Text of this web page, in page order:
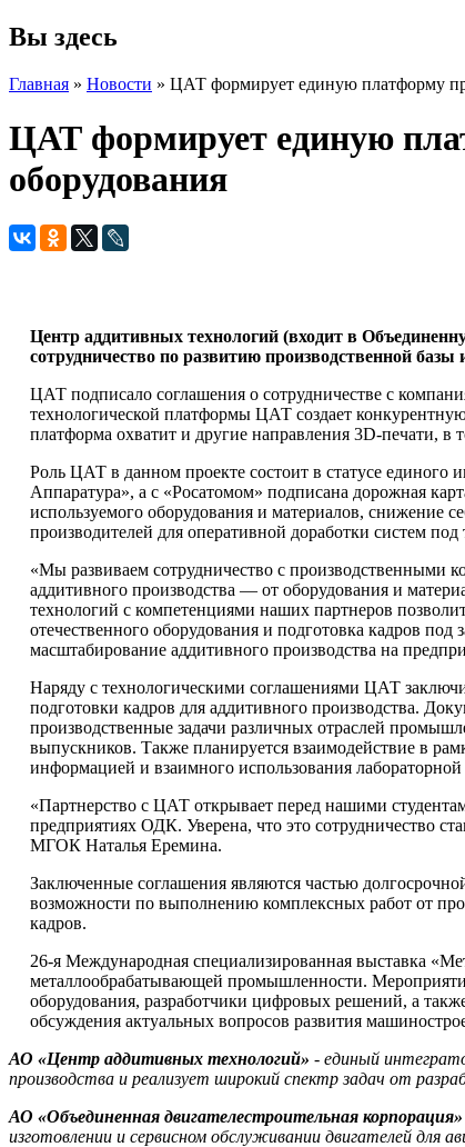
Вы здесь
Главная » Новости » ЦАТ формирует единую платформу
ЦАТ формирует единую
оборудования
Центр аддитивных технологий (входит в
сотрудничество по развитию производственной
ЦАТ подписало соглашения о сотрудничестве с
технологической платформы ЦАТ создает
платформа охватит и другие направления 3D-печати,
Роль ЦАТ в данном проекте состоит в статусе единого
Аппаратура», а с «Росатомом» подписана дорожная
используемого оборудования и материалов, снижение
производителей для оперативной доработки систем
«Мы развиваем сотрудничество с производственными
аддитивного производства — от оборудования и
технологий с компетенциями наших партнеров
отечественного оборудования и подготовка кадров
масштабирование аддитивного производства на
Наряду с технологическими соглашениями ЦАТ
подготовки кадров для аддитивного производства.
производственные задачи различных отраслей
выпускников. Также планируется взаимодействие в
информацией и взаимного использования лабораторной
«Партнерство с ЦАТ открывает перед нашими
предприятиях ОДК. Уверена, что это сотрудничество
МГОК Наталья Еремина.
Заключенные соглашения являются частью
возможности по выполнению комплексных работ от
кадров.
26-я Международная специализированная выставка
металлообрабатывающей промышленности.
оборудования, разработчики цифровых решений, а
обсуждения актуальных вопросов развития
АО «Центр аддитивных технологий» - единый
производства и реализует широкий спектр задач от
АО «Объединенная двигателестроительная
изготовлении и сервисном обслуживании двигателей для